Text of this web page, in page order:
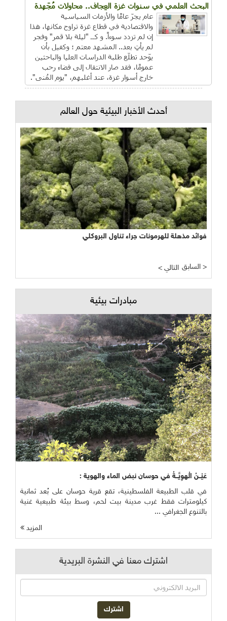
البحث العلمي في سنوات غزة العِجاف.. محاولات مُجَهدة
عام يجرّ عامًا والأزمات السياسية
والاقتصادية في قطاع غزة تراوح مكانها، هذا
إن لم تزدد سوءاً. و كــ "ليلة بلا قمر" وفجر
لم يأتِ بعد.. المشهد معتم ؛ وكفيل بأن
يوّحد تطلّع طلبة الدراسات العليا والباحثين
عمومًا، فقد صار الانتقال إلى فضاء رحب
خارج أسوار غزة، عند أغلبهم، "يوم المُنى".
أحدث الأخبار البيئية حول العالم
فوائد مذهلة للهرمونات جراء تناول البروكلي
< التالي السابق >
مبادرات بيئية
عَيْــنُ الْهوِيَّــةُ في حوسان نبض الماء والهوية :
في قلب الطبيعة الفلسطينية، تقع قرية حوسان على بُعد ثمانية
كيلومترات فقط غرب مدينة بيت لحم، وسط بيئة طبيعية غنية
بالتنوع الجغرافي ...
المزيد
اشترك معنا في النشرة البريدية